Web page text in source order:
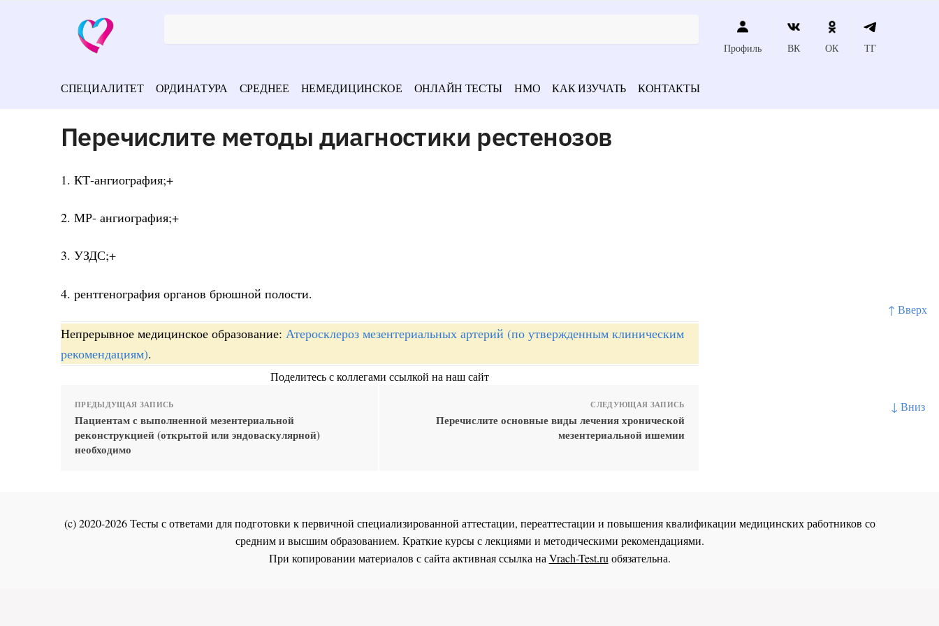
↑ Вверх
↓ Вниз
Профиль ВК ОК ТГ
СПЕЦИАЛИТЕТ ОРДИНАТУРА СРЕДНЕЕ НЕМЕДИЦИНСКОЕ ОНЛАЙН ТЕСТЫ НМО КАК ИЗУЧАТЬ КОНТАКТЫ
Перечислите методы диагностики рестенозов
1. КТ-ангиография;+
2. МР- ангиография;+
3. УЗДС;+
4. рентгенография органов брюшной полости.
Непрерывное медицинское образование: Атеросклероз мезентериальных артерий (по утвержденным клиническим
рекомендациям).
Поделитесь с коллегами ссылкой на наш сайт
ПРЕДЫДУЩАЯ ЗАПИСЬ
Пациентам с выполненной мезентериальной
реконструкцией (открытой или эндоваскулярной)
необходимо
СЛЕДУЮЩАЯ ЗАПИСЬ
Перечислите основные виды лечения хронической
мезентериальной ишемии
(c) 2020-2026 Тесты с ответами для подготовки к первичной специализированной аттестации, переаттестации и повышения квалификации медицинских работников со
средним и высшим образованием. Краткие курсы с лекциями и методическими рекомендациями.
При копировании материалов с сайта активная ссылка наVrach-Test.ruобязательна.